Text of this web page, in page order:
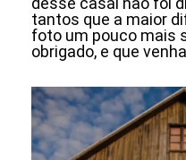
tantos que a maior
foto um pouco mais
obrigado, e que